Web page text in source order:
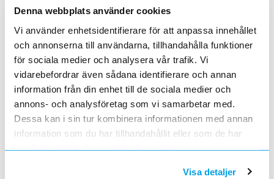
Denna webbplats använder cookies
Vi använder enhetsidentifierare för att anpassa innehållet
och annonserna till användarna, tillhandahålla funktioner
för sociala medier och analysera vår trafik. Vi
vidarebefordrar även sådana identifierare och annan
information från din enhet till de sociala medier och
annons- och analysföretag som vi samarbetar med.
Dessa kan i sin tur kombinera informationen med annan
information som du har tillhandahållit eller som de har
samlat in när du har använt deras tjänster.
Visa detaljer
PR Lägg i kundvagn
STOLPSKOR AUS 181
Varumärke LINJEDON
Ställbara fotplattor, ställbara griparmar,
typgodkända, patenterade. Stora griparmen
tillverkad av dubbla rör i rostfritt stål, lilla
griparmen av fjäderstål. Fotplatta av
PR Lägg i kundvagn
STOLPSKOR EGO-LÄTT
ArtNr 1655060
Varumärke
ENSTO
Tillverkade i aluminium. Skorna kan justeras
mot bakgrund av aktuell stolstorlek.
PR